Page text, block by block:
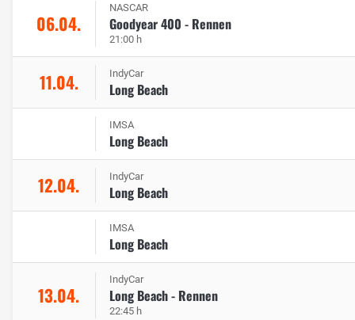
06.04.
NASCAR
Goodyear 400 - Rennen
21:00 h
11.04. IndyCar
Long Beach
IMSA
Long Beach
12.04. IndyCar
Long Beach
IMSA
Long Beach
13.04.
IndyCar
Long Beach - Rennen
22:45 h